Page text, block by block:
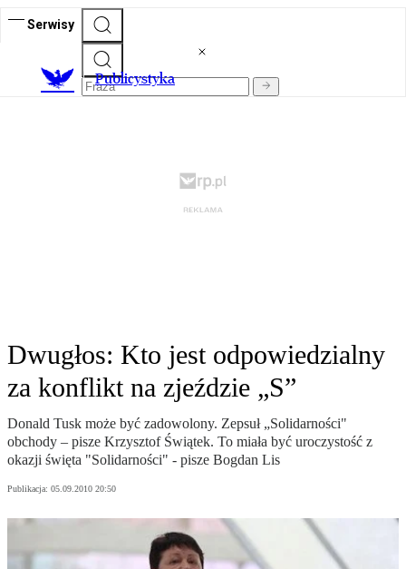
Serwisy
Publicystyka
Dwugłos: Kto jest odpowiedzialny
za konflikt na zjeździe „S”
Donald Tusk może być zadowolony. Zepsuł „Solidarności"
obchody – pisze Krzysztof Świątek. To miała być uroczystość z
okazji święta "Solidarności" - pisze Bogdan Lis
Publikacja: 05.09.2010 20:50